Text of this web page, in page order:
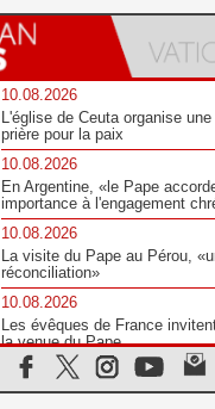
10.08.2026
L'église de Ceuta organise
prière pour la paix
10.08.2026
En Argentine, «le Pape
importance à l'engagement
10.08.2026
La visite du Pape au Pérou,
réconciliation»
10.08.2026
Les évêques de France
la venue du Pape
10.08.2026
Création d'un réseau des